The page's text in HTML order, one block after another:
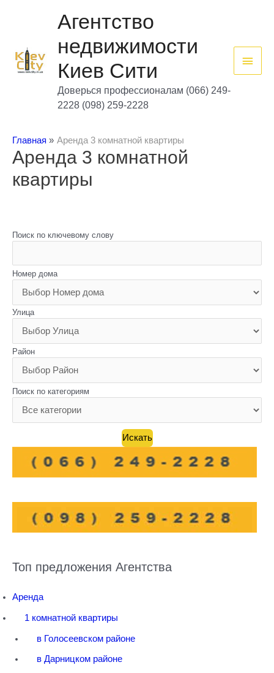
Агентство
недвижимости
Киев Сити
Доверься профессионалам (066) 249-
2228 (098) 259-2228
Главная Аренда 3 комнатной квартиры
Аренда 3 комнатной
квартиры
Поиск по ключевому слову
Номер дома
Улица
Район
Поиск по категориям
Топ предложения Агентства
Аренда
1 комнатной квартиры
в Голосеевском районе
в Дарницком районе